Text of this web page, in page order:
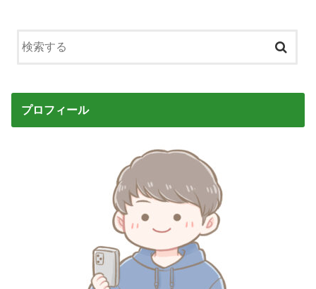
ともに楽しめ
プロフィール